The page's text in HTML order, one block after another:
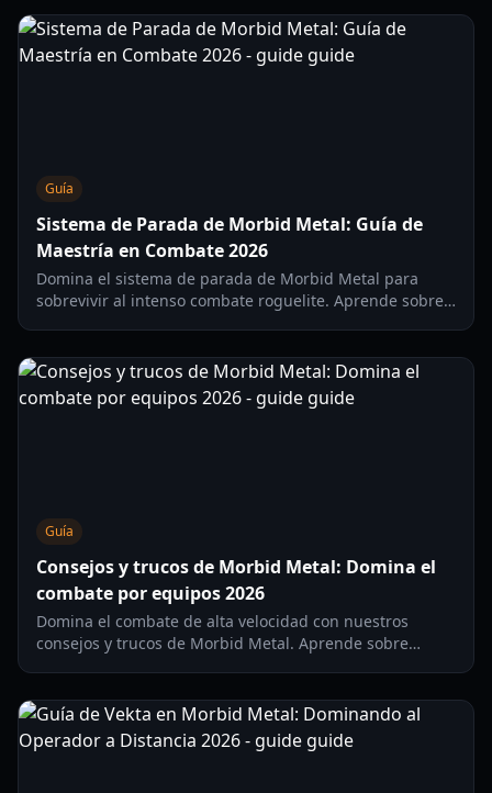
Guía
Sistema de Parada de Morbid Metal: Guía de
Maestría en Combate 2026
Domina el sistema de parada de Morbid Metal para
sobrevivir al intenso combate roguelite. Aprende sobre
Guía
Consejos y trucos de Morbid Metal: Domina el
combate por equipos 2026
Domina el combate de alta velocidad con nuestros
consejos y trucos de Morbid Metal. Aprende sobre
2026.